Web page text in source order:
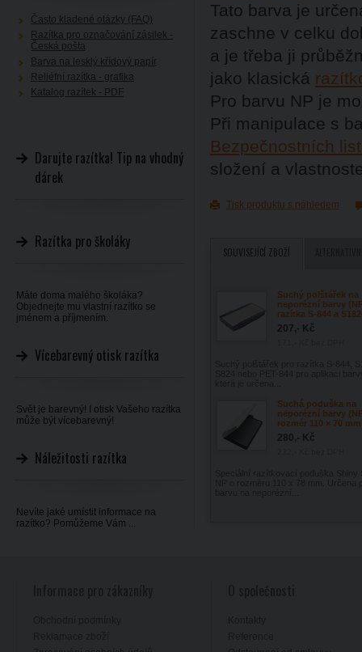
Tato barva je
zaschne v celku
a je třeba ji
jako klasická
Pro barvu NP je
Při manipulace s
Bezpečnostních
složení a
Tisk produktu s náhledem
SOUVISEJÍCÍ ZBOŽÍ
Suchý polštářek na
neporézní barvy
razítka S-844 a
207,- Kč
Suchá poduška na
neporézní barvy
rozměr 110 × 70 mm
280,- Kč
Často kladené otázky (FAQ)
Razítka pro označování zásilek -
Česká pošta
Barva na lesklý křídový papír
Reliéfní razítka - grafika
Katalog razítek - PDF
Darujte razítka! Tip na vhodný
dárek
Razítka pro školáky
Máte doma malého školáka?
Objednejte mu vlastní razítko se
jménem a příjmením.
Vícebarevný otisk razítka
Svět je barevný! I otisk Vašeho razítka
může být vícebarevný!
Náležitosti razítka
Nevíte jaké umístit informace na
razítko? Pomůžeme Vám ...